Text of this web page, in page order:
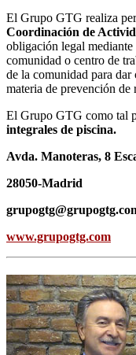
El Grupo GTG realiza
Coordinación de
obligación legal mediante
comunidad o centro de
de la comunidad para
materia de prevención de
El Grupo GTG como tal
integrales de piscina.
Avda. Manoteras, 8
28050-Madrid
www.grupogtg.com